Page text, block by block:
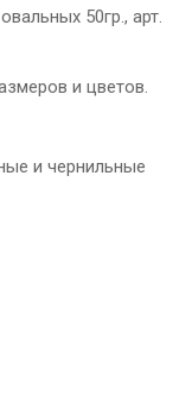
50гр., арт.
и цветов.
и чернильные